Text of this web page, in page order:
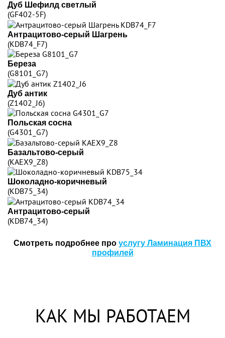
Дуб Шефилд светлый
(GF402-5F)
Антрацитово-серый Шагрень
(KDB74_F7)
Береза
(G8101_G7)
Дуб антик
(Z1402_J6)
Польская сосна
(G4301_G7)
Базальтово-серый
(KAEX9_Z8)
Шоколадно-коричневый
(KDB75_34)
Антрацитово-серый
(KDB74_34)
Смотреть подробнее про услугу Ламинация ПВХ
профилей
КАК МЫ РАБОТАЕМ